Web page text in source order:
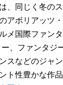
、同じく冬の
アボリアッツ
メ国際ファン
、ファンタジ
スなどのジャ
ト性豊かな作